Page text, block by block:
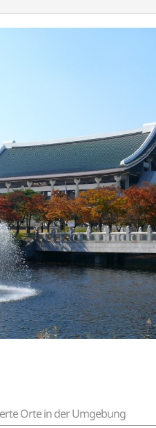
Orte in der Umgebung